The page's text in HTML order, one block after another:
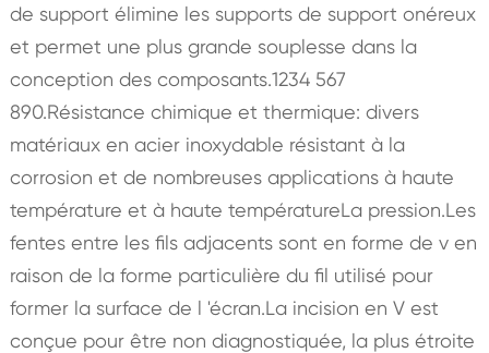
de support élimine les supports de support onéreux
et permet une plus grande souplesse dans la
conception des composants.1234 567
890.Résistance chimique et thermique: divers
matériaux en acier inoxydable résistant à la
corrosion et de nombreuses applications à haute
température et à haute températureLa pression.Les
fentes entre les fils adjacents sont en forme de v en
raison de la forme particulière du fil utilisé pour
former la surface de l 'écran.La incision en V est
conçue pour être non diagnostiquée, la plus étroite